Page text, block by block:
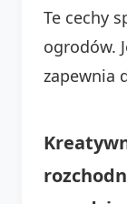
Te cechy
ogrodów.
zapewnia